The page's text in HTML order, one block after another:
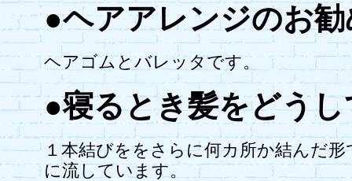
●ヘアアレンジのお
ヘアゴムとバレッタです。
●寝るとき髪をどう
１本結びををさらに何カ所か結んだ
に流しています。